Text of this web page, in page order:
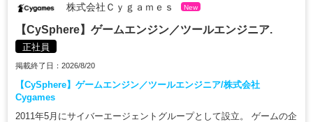
株式会社Ｃｙｇａｍｅｓ New
【CySphere】ゲームエンジン／ツールエンジニア.
正社員
掲載終了日：2026/8/20
【CySphere】ゲームエンジン／ツールエンジニア/株式会社
Cygames
2011年5月にサイバーエージェントグループとして設立。 ゲームの企